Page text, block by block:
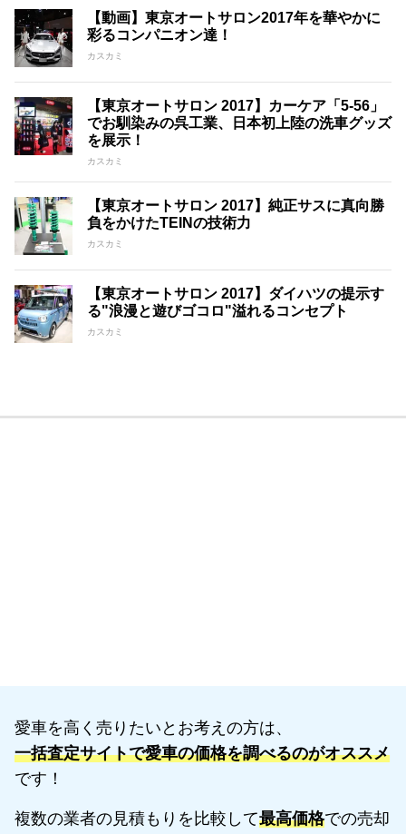
【動画】東京オートサロン2017年を華やかに
彩るコンパニオン達！
カスカミ
【東京オートサロン 2017】カーケア「5-56」
でお馴染みの呉工業、日本初上陸の洗車グッズ
を展示！
カスカミ
【東京オートサロン 2017】純正サスに真向勝
負をかけたTEINの技術力
カスカミ
【東京オートサロン 2017】ダイハツの提示す
る"浪漫と遊びゴコロ"溢れるコンセプト
カスカミ
愛車を高く売りたいとお考えの方は、
一括査定サイトで愛車の価格を調べるのがオススメ
です！
複数の業者の見積もりを比較して最高価格での売却